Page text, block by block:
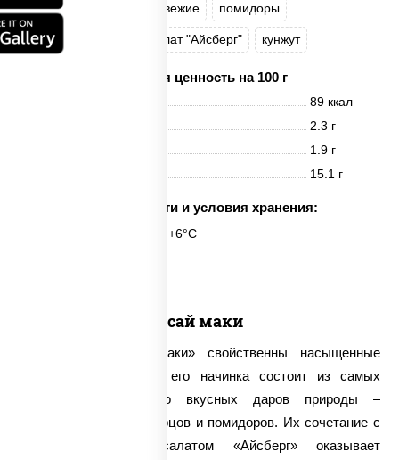
рис огурцы свежие помидоры
перец болгарский салат "Айсберг" кунжут
Пищевая ценность на 100 г
89 ккал
2.3 г
1.9 г
15.1 г
Срок годности и условия хранения:
6 часов при t° от +2°C до +6°C
Ясай маки
Для ролла «Ясай Маки» свойственны насыщенные
овощные нотки, ведь его начинка состоит из самых
свежих и невероятно вкусных даров природы –
болгарского перца, огурцов и помидоров. Их сочетание с
белым рисом и салатом «Айсберг» оказывает